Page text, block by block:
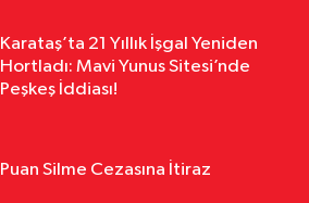
Karataş’ta 21 Yıllık İşgal Yeniden
Hortladı: Mavi Yunus Sitesi’nde
Peşkeş İddiası!
Puan Silme Cezasına İtiraz